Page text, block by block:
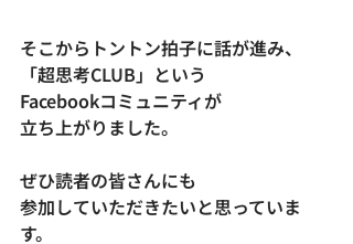
そこからトントン拍子に話が進み、
「超思考CLUB」という
Facebookコミュニティが
立ち上がりました。
ぜひ読者の皆さんにも
参加していただきたいと思っていま
す。